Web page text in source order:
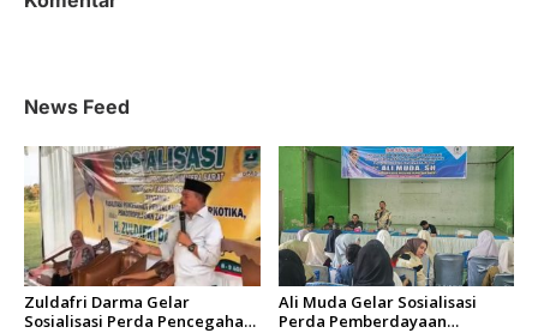
o
s
News Feed
Zuldafri Darma Gelar
Sosialisasi Perda Pencegahan
Ali Muda Gelar Sosialisasi
Perda Pemberdayaan